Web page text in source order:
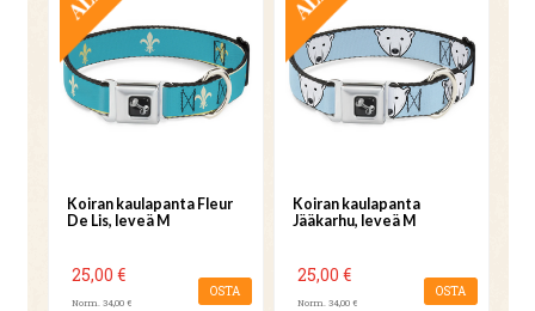
Koiran kaulapanta Fleur
De Lis, leveä M
25,00 €
Norm. 34,00 €
OSTA
Koiran kaulapanta
Jääkarhu, leveä M
25,00 €
Norm. 34,00 €
OSTA